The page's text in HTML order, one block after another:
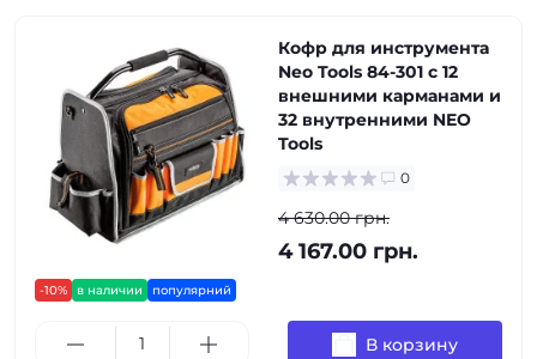
-10% в наличии популярний
Кофр для инструмента
Neo Tools 84-301 с 12
внешними карманами и
32 внутренними NEO
Tools
0
4 630.00 грн.
4 167.00 грн.
В корзину